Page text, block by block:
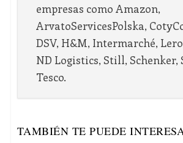
empresas como Amazon,
ArvatoServicesPolska,
DSV, H&M, Intermarché,
ND Logistics, Still, Schenker,
Tesco.
TAMBIÉN TE PUEDE